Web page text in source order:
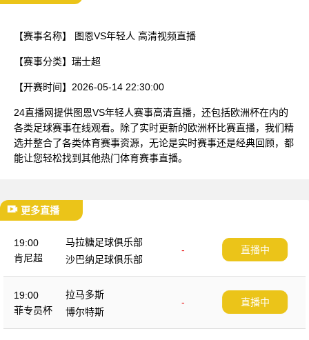
【赛事名称】 图恩VS年轻人 高清视频直播
【赛事分类】 瑞士超
【开赛时间】 2026-05-14 22:30:00
24直播网提供图恩VS年轻人赛事高清直播，还包括欧洲杯在内的
各类足球赛事在线观看。除了实时更新的欧洲杯比赛直播，我们精
选并整合了各类体育赛事资源，无论是实时赛事还是经典回顾，都
能让您轻松找到其他热门体育赛事直播。
更多直播
19:00
肯尼超
马拉糖足球俱乐部
-
沙巴纳足球俱乐部
直播中
19:00
菲专员杯
拉马多斯
-
博尔特斯
直播中